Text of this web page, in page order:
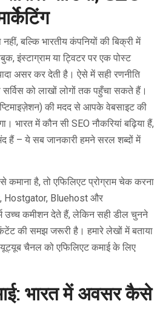
बल्कि भारतीय कंपनियों की बिक्री में
इंस्टाग्राम या ट्विटर पर एक पोस्ट
असर कर देती है। ऐसे में सही रणनीति
को लाखों लोगों तक पहुँचा सकते हैं।
की मदद से आपके वेबसाइट की
भारत में कौन सी SEO नौकरियां बढ़िया हैं,
हैं – ये सब जानकारी हमने सरल शब्दों में
है, तो एफिलिएट प्रोग्राम चेक करना
Hostgator, Bluehost और
उच्च कमीशन देते हैं, लेकिन सही डील चुनने
की समझ जरूरी है। हमारे लेखों में बताया
चैनल को एफिलिएट कमाई के लिए
भारत में अवसर कैसे